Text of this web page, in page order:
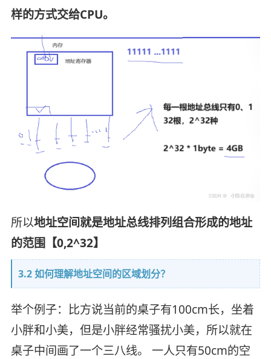
样的方式交给CPU。
所以地址空间就是地址总线排列组合形成的地址
的范围【0,2^32】
3.2 如何理解地址空间的区域划分？
举个例子：比方说当前的桌子有100cm长，坐着
小胖和小美，但是小胖经常骚扰小美，所以就在
桌子中间画了一个三八线。 一人只有50cm的空